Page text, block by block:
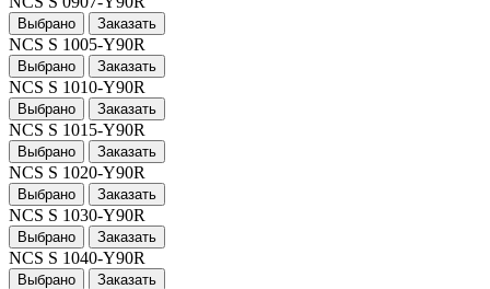
Выбрано Заказать
NCS S 1005-Y90R
Выбрано Заказать
NCS S 1010-Y90R
Выбрано Заказать
NCS S 1015-Y90R
Выбрано Заказать
NCS S 1020-Y90R
Выбрано Заказать
NCS S 1030-Y90R
Выбрано Заказать
NCS S 1040-Y90R
Выбрано Заказать